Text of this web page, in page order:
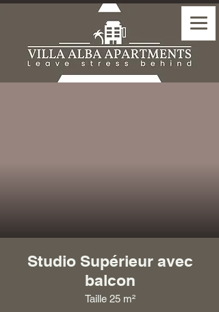
Studio Supérieur avec
balcon
Taille 25 m²